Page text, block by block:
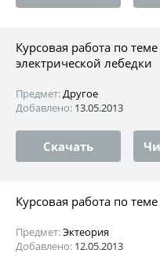
Курсовая работа по
электрической лебедки
Предмет:Другое
Добавлено: 13.05.2013
Скачать
Курсовая работа по
Предмет:Эктеория
Добавлено: 12.05.2013